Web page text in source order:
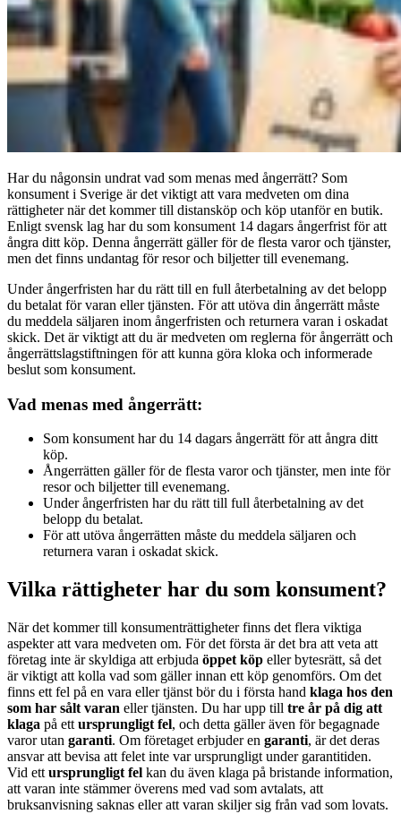
Har du någonsin undrat vad som menas med ångerrätt? Som
konsument i Sverige är det viktigt att vara medveten om dina
rättigheter när det kommer till distansköp och köp utanför en butik.
Enligt svensk lag har du som konsument 14 dagars ångerfrist för att
ångra ditt köp. Denna ångerrätt gäller för de flesta varor och tjänster,
men det finns undantag för resor och biljetter till evenemang.
Under ångerfristen har du rätt till en full återbetalning av det belopp
du betalat för varan eller tjänsten. För att utöva din ångerrätt måste
du meddela säljaren inom ångerfristen och returnera varan i oskadat
skick. Det är viktigt att du är medveten om reglerna för ångerrätt och
ångerrättslagstiftningen för att kunna göra kloka och informerade
beslut som konsument.
Vad menas med ångerrätt:
Som konsument har du 14 dagars ångerrätt för att ångra ditt
köp.
Ångerrätten gäller för de flesta varor och tjänster, men inte för
resor och biljetter till evenemang.
Under ångerfristen har du rätt till full återbetalning av det
belopp du betalat.
För att utöva ångerrätten måste du meddela säljaren och
returnera varan i oskadat skick.
Vilka rättigheter har du som konsument?
När det kommer till konsumenträttigheter finns det flera viktiga
aspekter att vara medveten om. För det första är det bra att veta att
företag inte är skyldiga att erbjuda öppet köp eller bytesrätt, så det
är viktigt att kolla vad som gäller innan ett köp genomförs. Om det
finns ett fel på en vara eller tjänst bör du i första hand klaga hos den
som har sålt varan eller tjänsten. Du har upp till tre år på dig att
klaga på ett ursprungligt fel, och detta gäller även för begagnade
varor utan garanti. Om företaget erbjuder en garanti, är det deras
ansvar att bevisa att felet inte var ursprungligt under garantitiden.
Vid ett ursprungligt fel kan du även klaga på bristande information,
att varan inte stämmer överens med vad som avtalats, att
bruksanvisning saknas eller att varan skiljer sig från vad som lovats.